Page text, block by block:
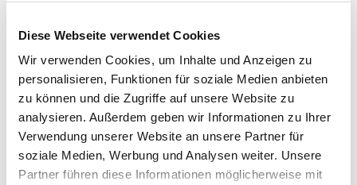
Diese Webseite verwendet Cookies
Wir verwenden Cookies, um Inhalte und Anzeigen zu
personalisieren, Funktionen für soziale Medien anbieten
zu können und die Zugriffe auf unsere Website zu
analysieren. Außerdem geben wir Informationen zu Ihrer
Verwendung unserer Website an unsere Partner für
soziale Medien, Werbung und Analysen weiter. Unsere
Partner führen diese Informationen möglicherweise mit
Hintergrund findet Ende Juni nach 18-monatiger
Zwangspause wieder eine Versammlung der
Trägervereine statt. Vorangeschritten ist der
öffentliche Auftritt im Internet unter der Adresse
www.agksf2023.ch.
Die nächste grosse Aufgabe für das OK unter der
Leitung von Beat Brun ist die wirtschaftliche
Absicherung des Grossanlasses. Bereits als